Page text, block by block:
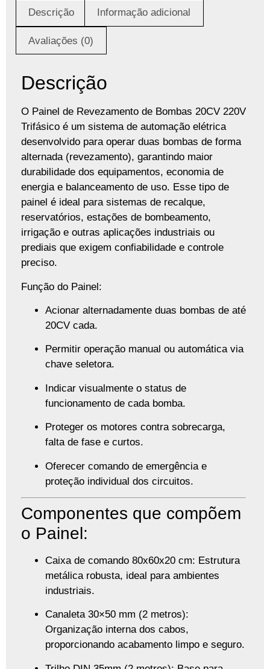
Descrição Informação adicional
Avaliações (0)
Descrição
O Painel de Revezamento de Bombas 20CV 220V
Trifásico é um sistema de automação elétrica
desenvolvido para operar duas bombas de forma
alternada (revezamento), garantindo maior
durabilidade dos equipamentos, economia de
energia e balanceamento de uso. Esse tipo de
painel é ideal para sistemas de recalque,
reservatórios, estações de bombeamento,
irrigação e outras aplicações industriais ou
prediais que exigem confiabilidade e controle
preciso.
Função do Painel:
Acionar alternadamente duas bombas de até
20CV cada.
Permitir operação manual ou automática via
chave seletora.
Indicar visualmente o status de
funcionamento de cada bomba.
Proteger os motores contra sobrecarga,
falta de fase e curtos.
Oferecer comando de emergência e
proteção individual dos circuitos.
Componentes que compõem
o Painel:
Caixa de comando 80x60x20 cm: Estrutura
metálica robusta, ideal para ambientes
industriais.
Canaleta 30×50 mm (2 metros):
Organização interna dos cabos,
proporcionando acabamento limpo e seguro.